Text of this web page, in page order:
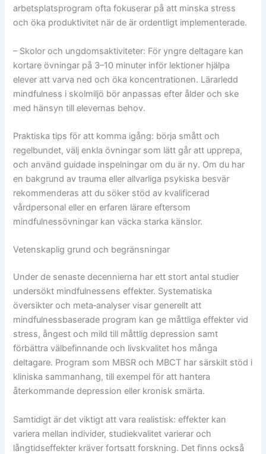
arbetsplatsprogram ofta fokuserar på att minska stress
och öka produktivitet när de är ordentligt implementerade.
– Skolor och ungdomsaktiviteter: För yngre deltagare kan
kortare övningar på 3–10 minuter inför lektioner hjälpa
elever att varva ned och öka koncentrationen. Lärarledd
mindfulness i skolmiljö bör anpassas efter ålder och ske
med hänsyn till elevernas behov.
Praktiska tips för att komma igång: börja smått och
regelbundet, välj enkla övningar som lätt går att upprepa,
och använd guidade inspelningar om du är ny. Om du har
en bakgrund av trauma eller allvarliga psykiska besvär
rekommenderas att du söker stöd av kvalificerad
vårdpersonal eller en erfaren lärare eftersom
mindfulnessövningar kan väcka starka känslor.
Vetenskaplig grund och begränsningar
Under de senaste decennierna har ett stort antal studier
undersökt mindfulnessens effekter. Systematiska
översikter och meta‑analyser visar generellt att
mindfulnessbaserade program kan ge måttliga effekter vid
stress, ångest och mild till måttlig depression samt
förbättra välbefinnande och livskvalitet hos många
deltagare. Program som MBSR och MBCT har särskilt stöd i
kliniska sammanhang, till exempel för att hantera
återkommande depression eller kronisk smärta.
Samtidigt är det viktigt att vara realistisk: effekter kan
variera mellan individer, studiekvalitet varierar och
långtidseffekter kräver fortsatt forskning. Det finns också